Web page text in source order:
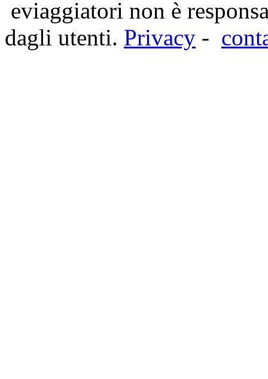
eviaggiatori non è
dagli utenti. Privacy -